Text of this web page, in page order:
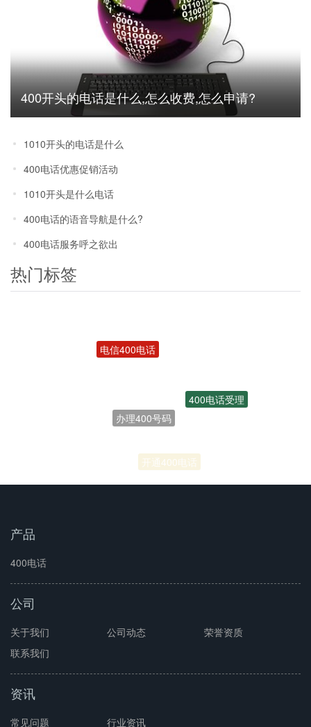
400开头的电话是什么,怎么收费,怎么申请?
1010开头的电话是什么
400电话优惠促销活动
1010开头是什么电话
400电话的语音导航是什么?
400电话服务呼之欲出
热门标签
开通400电话
联通400电话
400电话受理
电信400电话
产品
400电话
公司
关于我们 公司动态
荣誉资质
联系我们
资讯
常见问题 行业资讯